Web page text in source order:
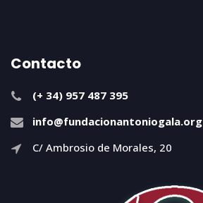
Contacto
(+ 34) 957 487 395
info@fundacionantoniogala.org
C/ Ambrosio de Morales, 20